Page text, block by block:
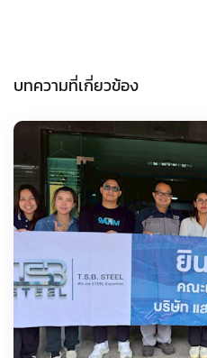
บทความที่เกี่ยวข้อง